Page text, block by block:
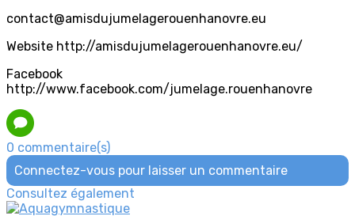
contact@amisdujumelagerouenhanovre.eu
Website http://amisdujumelagerouenhanovre.eu/
Facebook
http://www.facebook.com/jumelage.rouenhanovre
0 commentaire(s)
Connectez-vous pour laisser un commentaire
Consultez également